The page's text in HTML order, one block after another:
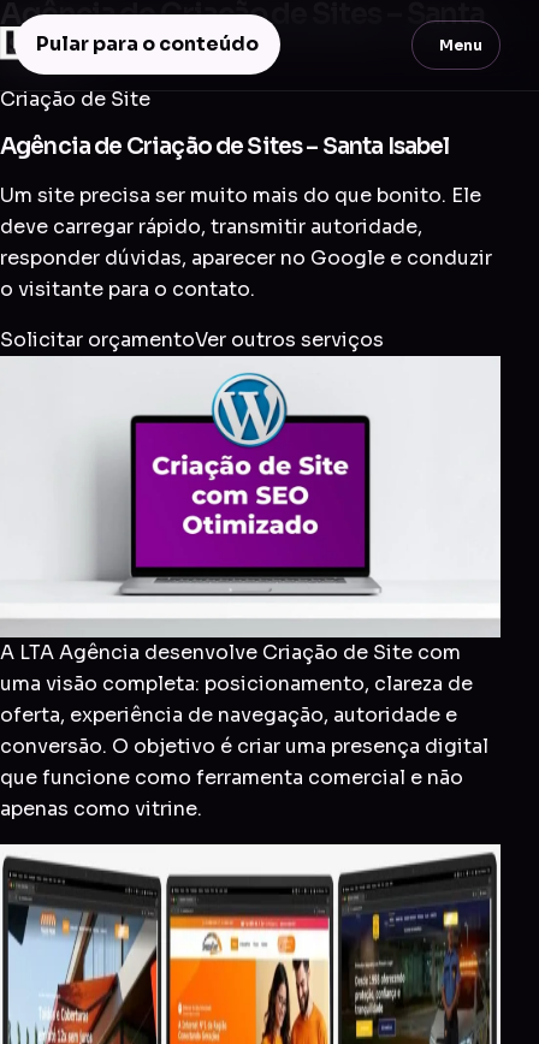
Pular para o conteúdo Menu
Agência de Criação de Sites – Santa
Isabel
Criação de Site
Agência de Criação de Sites – Santa Isabel
Um site precisa ser muito mais do que bonito. Ele
deve carregar rápido, transmitir autoridade,
responder dúvidas, aparecer no Google e conduzir
o visitante para o contato.
Solicitar orçamentoVer outros serviços
A LTA Agência desenvolve Criação de Site com
uma visão completa: posicionamento, clareza de
oferta, experiência de navegação, autoridade e
conversão. O objetivo é criar uma presença digital
que funcione como ferramenta comercial e não
apenas como vitrine.